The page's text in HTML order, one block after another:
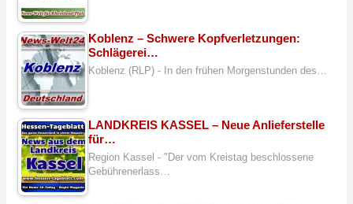
Koblenz – Schwere Kopfverletzungen:
Schlägerei…
Koblenz (RLP) - In den frühen Morgenstunden des…
LANDKREIS KASSEL – Neue Anlieferstelle
für…
Region Kassel - "Der vom Kreistag beschlossene
Gebührenerlass…